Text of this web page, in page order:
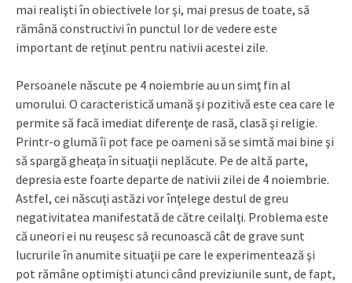
mai realişti în obiectivele lor şi, mai presus de toate, să
rămână constructivi în punctul lor de vedere este
important de reţinut pentru nativii acestei zile.
Persoanele născute pe 4 noiembrie au un simţ fin al
umorului. O caracteristică umană şi pozitivă este cea care le
permite să facă imediat diferenţe de rasă, clasă şi religie.
Printr-o glumă îi pot face pe oameni să se simtă mai bine şi
să spargă gheaţa în situaţii neplăcute. Pe de altă parte,
depresia este foarte departe de nativii zilei de 4 noiembrie.
Astfel, cei născuţi astăzi vor înţelege destul de greu
negativitatea manifestată de către ceilalţi. Problema este
că uneori ei nu reuşesc să recunoască cât de grave sunt
lucrurile în anumite situaţii pe care le experimentează şi
pot rămâne optimişti atunci când previziunile sunt, de fapt,